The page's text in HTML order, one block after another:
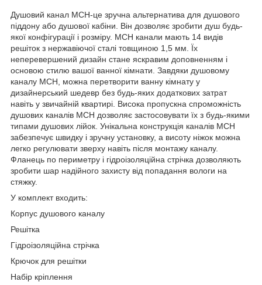
Душовий канал МСН-це зручна альтернатива для душового
піддону або душової кабіни. Він дозволяє зробити душ будь-
якої конфігурації і розміру. MСН канали мають 14 видів
решіток з нержавіючої сталі товщиною 1,5 мм. Їх
неперевершений дизайн стане яскравим доповненням і
основою стилю вашої ванної кімнати. Завдяки душовому
каналу МСН, можна перетворити ванну кімнату у
дизайнерський шедевр без будь-яких додаткових затрат
навіть у звичайній квартирі. Висока пропускна спроможність
душових каналів МСН дозволяє застосовувати їх з будь-якими
типами душових лійок. Унікальна конструкція каналів МСН
забезпечує швидку і зручну установку, а висоту ніжок можна
легко регулювати зверху навіть після монтажу каналу.
Фланець по периметру і гідроізоляційна стрічка дозволяють
зробити шар надійного захисту від попадання вологи на
стяжку.
У комплект входить:
Корпус душового каналу
Решітка
Гідроізоляційна стрічка
Крючок для решітки
Набір кріплення